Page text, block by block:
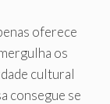
oferece
os
cultural
consegue se